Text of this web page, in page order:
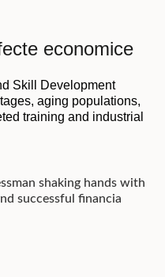
economice
Skill Development
aging populations,
training and industrial